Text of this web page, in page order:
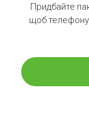
Придбайте
щоб